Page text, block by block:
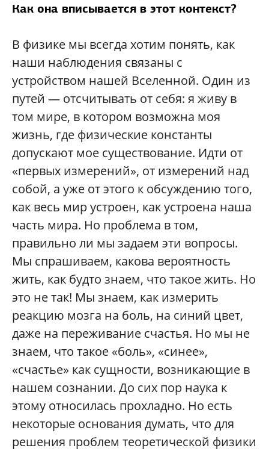
Как она вписывается в этот контекст?
В физике мы всегда хотим понять, как
наши наблюдения связаны с
устройством нашей Вселенной. Один из
путей — отсчитывать от себя: я живу в
том мире, в котором возможна моя
жизнь, где физические константы
допускают мое существование. Идти от
«первых измерений», от измерений над
собой, а уже от этого к обсуждению того,
как весь мир устроен, как устроена наша
часть мира. Но проблема в том,
правильно ли мы задаем эти вопросы.
Мы спрашиваем, какова вероятность
жить, как будто знаем, что такое жить. Но
это не так! Мы знаем, как измерить
реакцию мозга на боль, на синий цвет,
даже на переживание счастья. Но мы не
знаем, что такое «боль», «синее»,
«счастье» как сущности, возникающие в
нашем сознании. До сих пор наука к
этому относилась прохладно. Но есть
некоторые основания думать, что для
решения проблем теоретической физики